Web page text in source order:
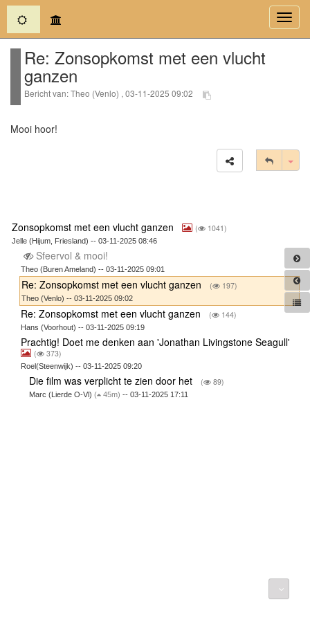
(current)
Re: Zonsopkomst met een vlucht
ganzen
Bericht van: Theo (Venlo) , 03-11-2025 09:02
Mooi hoor!
Zonsopkomst met een vlucht ganzen ( 1041)
Jelle (Hijum, Friesland) -- 03-11-2025 08:46
Sfeervol & mooi!
Theo (Buren Ameland) -- 03-11-2025 09:01
Re: Zonsopkomst met een vlucht ganzen ( 197)
Theo (Venlo) -- 03-11-2025 09:02
Re: Zonsopkomst met een vlucht ganzen ( 144)
Hans (Voorhout) -- 03-11-2025 09:19
Prachtig! Doet me denken aan 'Jonathan Livingstone Seagull'
( 373)
Roel(Steenwijk) -- 03-11-2025 09:20
Die film was verplicht te zien door het ( 89)
Marc (Lierde O-Vl)( 45m) -- 03-11-2025 17:11